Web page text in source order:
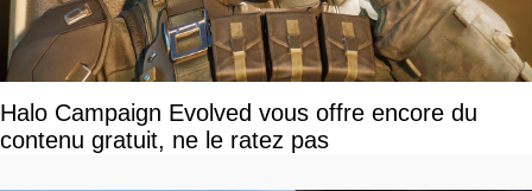
Halo Campaign Evolved vous offre encore du
contenu gratuit, ne le ratez pas